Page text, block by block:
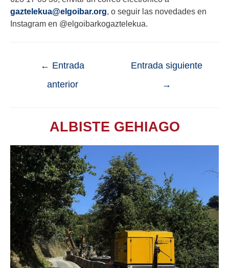
gaztelekua@elgoibar.org, o seguir las novedades en
Instagram en @elgoibarkogaztelekua.
← Entrada
anterior
Entrada siguiente
→
ALBISTE GEHIAGO